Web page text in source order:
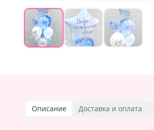
Описание Доставка и оплата